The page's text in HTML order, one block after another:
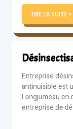
LIRE LA SUITE »
Entreprise
antinuisible est
Longjumeau en
entreprise de